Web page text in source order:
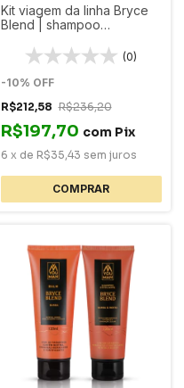
Kit viagem da linha Bryce
Blend | shampoo
matte + necessaire
(0)
-10% OFF
R$212,58 R$236,20
R$197,70 com Pix
6 x de R$35,43 sem juros